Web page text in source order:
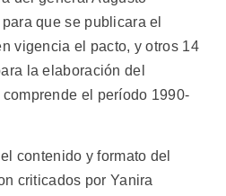
que se publicara el
vigencia el pacto, y otros 14
la elaboración del
el período 1990-
contenido y formato del
criticados por Yanira